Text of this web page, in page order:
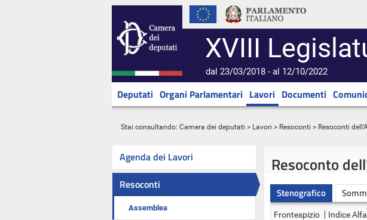
XVIII
dal 23/03/2018 - al 12/10/2022
Deputati Organi Parlamentari Lavori Documenti
Stai consultando: Camera dei deputati > Lavori > Resoconti > Resoconti
Agenda dei Lavori
Resoconti
Assemblea
Resoconto
Stenografico
Frontespizio Indice